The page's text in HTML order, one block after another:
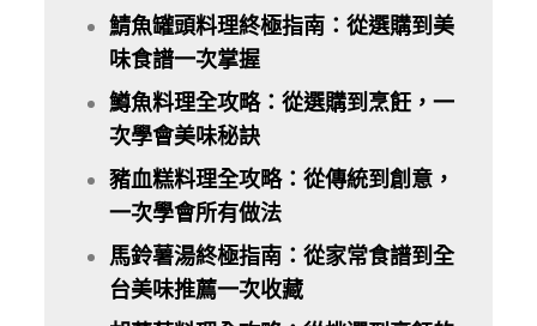
鯖魚罐頭料理終極指南：從選購到美
味食譜一次掌握
鱒魚料理全攻略：從選購到烹飪，一
次學會美味秘訣
豬血糕料理全攻略：從傳統到創意，
一次學會所有做法
馬鈴薯湯終極指南：從家常食譜到全
台美味推薦一次收藏